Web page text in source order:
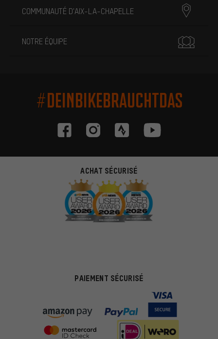
COMMUNAUTÉ D'AIX-LA-CHAPELLE
NOTRE ÉQUIPE
#DEINBIKEBRAUCHTDAS
ACHAT SÉCURISÉ
PAIEMENT SÉCURISÉ